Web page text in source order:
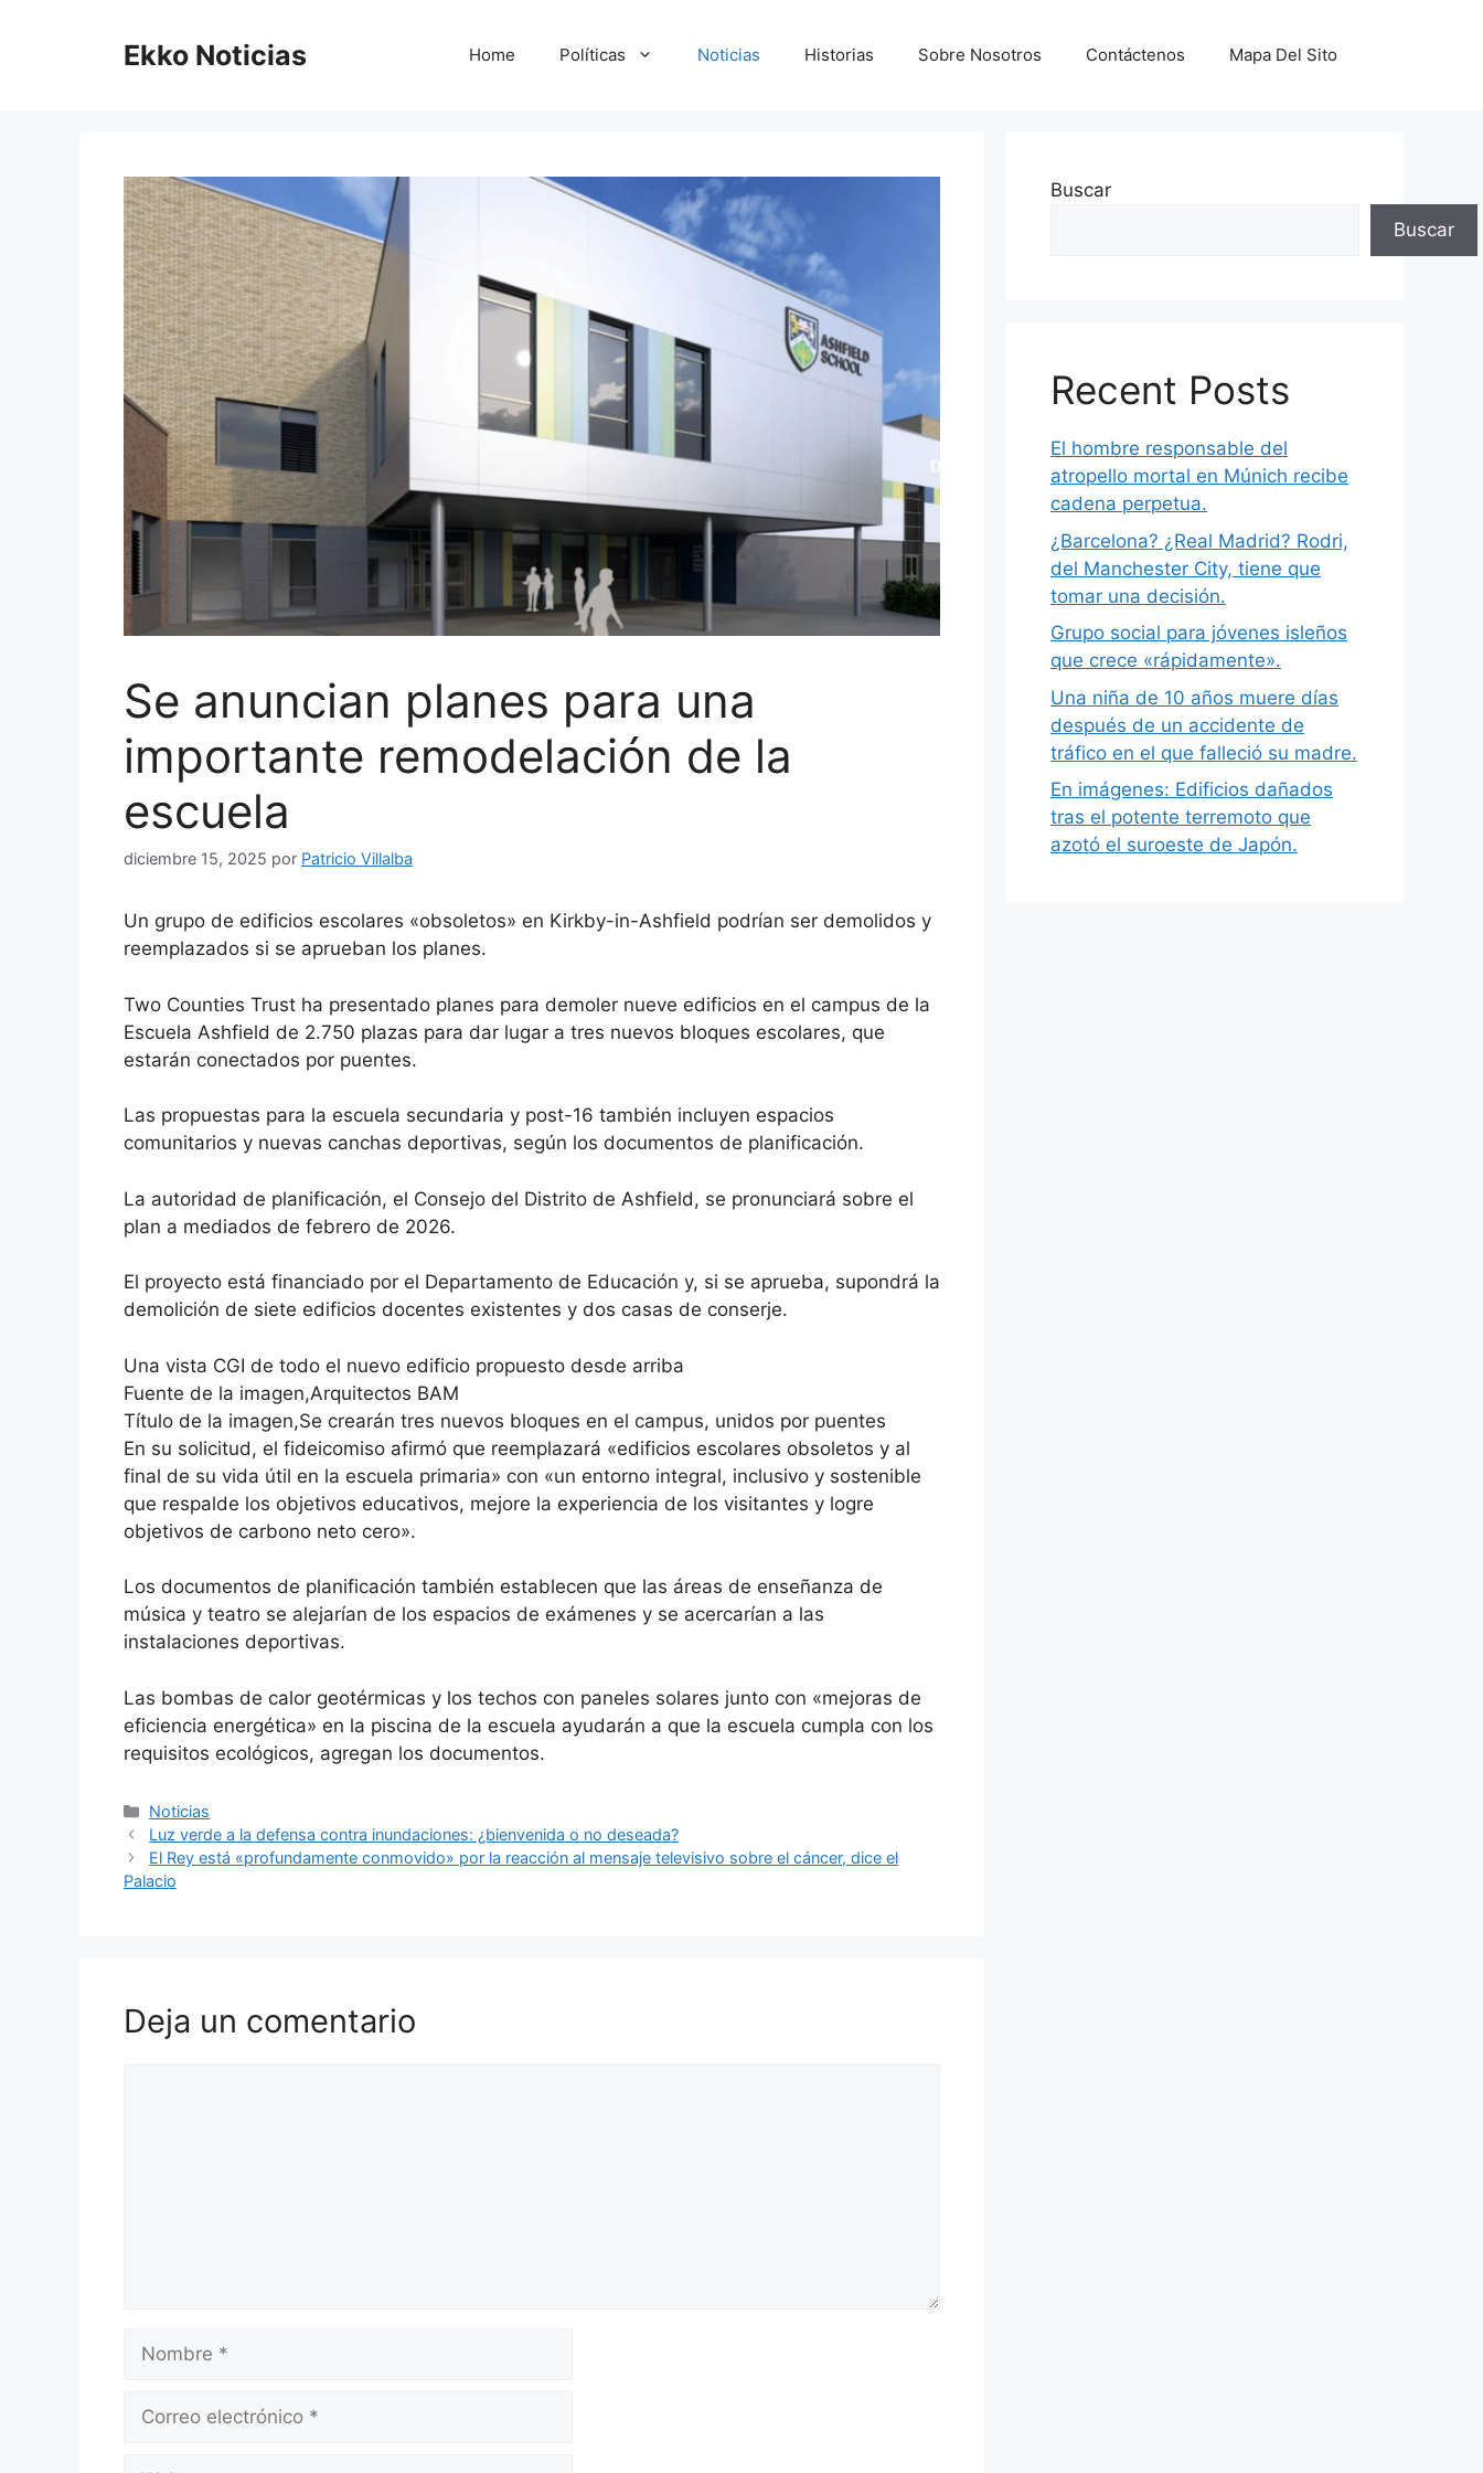
Ekko Noticias Home Políticas Noticias Historias Sobre Nosotros Contáctenos Mapa Del Sito
Se anuncian planes para una
importante remodelación de la
escuela
diciembre 15, 2025 por Patricio Villalba
Un grupo de edificios escolares «obsoletos» en Kirkby-in-Ashfield podrían ser demolidos y
reemplazados si se aprueban los planes.
Two Counties Trust ha presentado planes para demoler nueve edificios en el campus de la
Escuela Ashfield de 2.750 plazas para dar lugar a tres nuevos bloques escolares, que
estarán conectados por puentes.
Las propuestas para la escuela secundaria y post-16 también incluyen espacios
comunitarios y nuevas canchas deportivas, según los documentos de planificación.
La autoridad de planificación, el Consejo del Distrito de Ashfield, se pronunciará sobre el
plan a mediados de febrero de 2026.
El proyecto está financiado por el Departamento de Educación y, si se aprueba, supondrá la
demolición de siete edificios docentes existentes y dos casas de conserje.
Una vista CGI de todo el nuevo edificio propuesto desde arriba
Fuente de la imagen,Arquitectos BAM
Título de la imagen,Se crearán tres nuevos bloques en el campus, unidos por puentes
En su solicitud, el fideicomiso afirmó que reemplazará «edificios escolares obsoletos y al
final de su vida útil en la escuela primaria» con «un entorno integral, inclusivo y sostenible
que respalde los objetivos educativos, mejore la experiencia de los visitantes y logre
objetivos de carbono neto cero».
Los documentos de planificación también establecen que las áreas de enseñanza de
música y teatro se alejarían de los espacios de exámenes y se acercarían a las
instalaciones deportivas.
Las bombas de calor geotérmicas y los techos con paneles solares junto con «mejoras de
eficiencia energética» en la piscina de la escuela ayudarán a que la escuela cumpla con los
requisitos ecológicos, agregan los documentos.
Categorías
Noticias
Luz verde a la defensa contra inundaciones: ¿bienvenida o no deseada?
El Rey está «profundamente conmovido» por la reacción al mensaje televisivo sobre el cáncer, dice el
Palacio
Deja un comentario
electrónico
Buscar
Buscar
Recent Posts
El hombre responsable del
atropello mortal en Múnich recibe
cadena perpetua.
¿Barcelona? ¿Real Madrid? Rodri,
del Manchester City, tiene que
tomar una decisión.
Grupo social para jóvenes isleños
que crece «rápidamente».
Una niña de 10 años muere días
después de un accidente de
tráfico en el que falleció su madre.
En imágenes: Edificios dañados
tras el potente terremoto que
azotó el suroeste de Japón.